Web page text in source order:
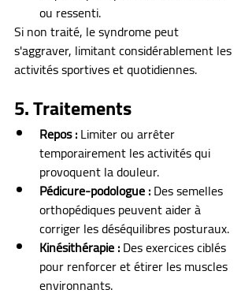
ou ressenti.
Si non traité, le syndrome peut
s'aggraver, limitant considérablement les
activités sportives et quotidiennes.
5. Traitements
Repos : Limiter ou arrêter
temporairement les activités qui
provoquent la douleur.
Pédicure-podologue : Des semelles
orthopédiques peuvent aider à
corriger les déséquilibres posturaux.
Kinésithérapie : Des exercices ciblés
pour renforcer et étirer les muscles
environnants.